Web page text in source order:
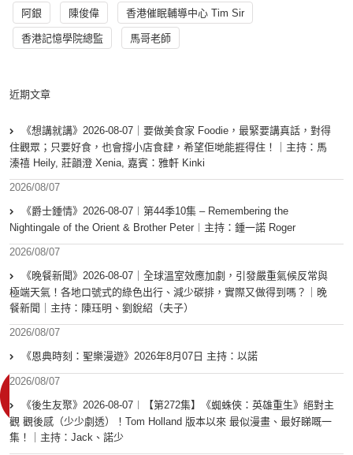
阿銀 陳俊偉 香港催眠輔導中心 Tim Sir
香港記憶學院總監 馬哥老師
近期文章
《想講就講》2026-08-07｜要做美食家 Foodie，最緊要講真話，對得
住觀眾；只要好食，也會撐小店食肆，希望佢哋能捱得住！｜主持：馬
溱禧 Heily, 莊韻澄 Xenia, 嘉賓：雅軒 Kinki
2026/08/07
《爵士鍾情》2026-08-07︱第44季10集 – Remembering the
Nightingale of the Orient & Brother Peter︱主持：鍾一諾 Roger
2026/08/07
《晚餐新聞》2026-08-07｜全球溫室效應加劇，引發嚴重氣候反常與
極端天氣！各地口號式的綠色出行、減少碳排，實際又做得到嗎？｜晚
餐新聞｜主持：陳珏明、劉銳紹（夫子）
2026/08/07
《恩典時刻：聖樂漫遊》2026年8月07日 主持：以諾
2026/08/07
《後生友聚》2026-08-07︱【第272集】《蜘蛛俠：英雄重生》絕對主
觀 觀後感（少少劇透）！Tom Holland 版本以來 最似漫畫、最好睇嘅一
集！｜主持：Jack、諾少